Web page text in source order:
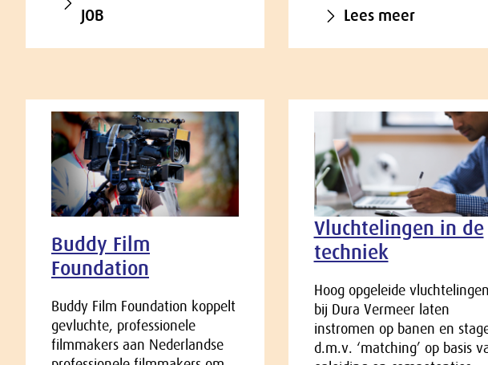
JOB
Lees meer
Buddy Film
Foundation
Buddy Film Foundation koppelt
gevluchte, professionele
filmmakers aan Nederlandse
Vluchtelingen in de
techniek
Hoog opgeleide vluchtelingen
bij Dura Vermeer laten
instromen op banen en
d.m.v. ‘matching’ op basis